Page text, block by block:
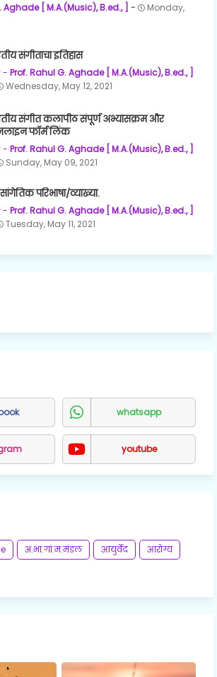
Aghade [ M.A.(Music), B.ed., ]
Monday,
संगीताचा इतिहास
Prof. Rahul G. Aghade [ M.A.(Music), B.ed., ]
Wednesday, May 12, 2021
संगीत कलापीठ संपूर्ण अभ्यासक्रम और
फॉर्म लिंक
Prof. Rahul G. Aghade [ M.A.(Music), B.ed., ]
Sunday, May 09, 2021
परिभाषा/व्याख्या.
Prof. Rahul G. Aghade [ M.A.(Music), B.ed., ]
Tuesday, May 11, 2021
whatsapp
youtube
अ.भा.गां.म.मंडल आयुर्वेद
आरोग्य